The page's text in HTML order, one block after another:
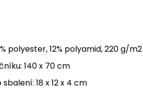
polyester, 12% polyamid, 220 g/m2
140 x 70 cm
18 x 12 x 4 cm